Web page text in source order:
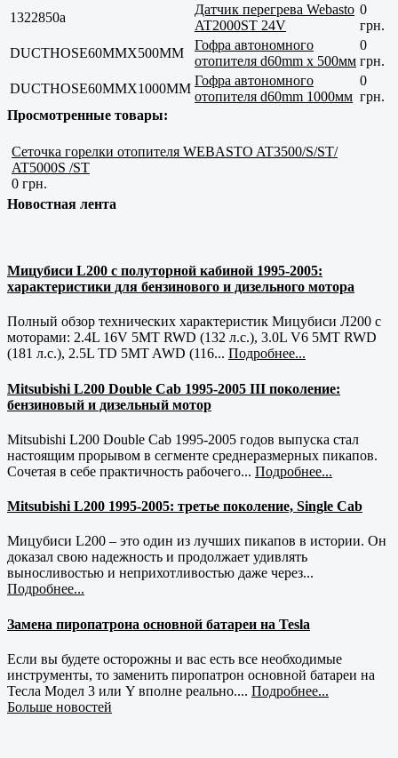
1322850a
Датчик перегрева Webasto
AT2000ST 24V
0
грн.
DUCTHOSE60MMX500MM
Гофра автономного
отопителя d60mm x 500мм
0
грн.
DUCTHOSE60MMX1000MM
Гофра автономного
отопителя d60mm 1000мм
0
грн.
Просмотренные товары:
Сеточка горелки отопителя WEBASTO AT3500/S/ST/
AT5000S /ST
0 грн.
Новостная лента
Мицубиси L200 с полуторной кабиной 1995-2005:
характеристики для бензинового и дизельного мотора
Полный обзор технических характеристик Мицубиси Л200 с
моторами: 2.4L 16V 5MT RWD (132 л.с.), 3.0L V6 5MT RWD
(181 л.с.), 2.5L TD 5MT AWD (116... Подробнее...
Mitsubishi L200 Double Cab 1995-2005 III поколение:
бензиновый и дизельный мотор
Mitsubishi L200 Double Cab 1995-2005 годов выпуска стал
настоящим прорывом в сегменте среднеразмерных пикапов.
Сочетая в себе практичность рабочего... Подробнее...
Mitsubishi L200 1995-2005: третье поколение, Single Cab
Мицубиси L200 – это один из лучших пикапов в истории. Он
доказал свою надежность и продолжает удивлять
выносливостью и неприхотливостью даже через...
Подробнее...
Замена пиропатрона основной батареи на Tesla
Если вы будете осторожны и вас есть все необходимые
инструменты, то заменить пиропатрон основной батареи на
Тесла Модел 3 или Y вполне реально.... Подробнее...
Больше новостей